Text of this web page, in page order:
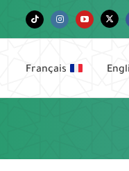
Facebook
Twitter
YouTube
Instagram
Tiktok
Français